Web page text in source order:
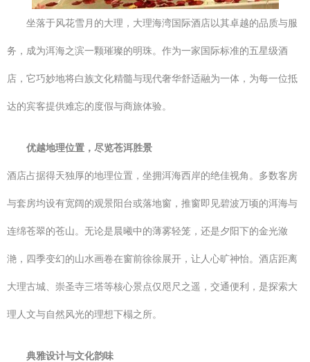
坐落于风花雪月的大理，大理海湾国际酒店以其卓越的品质与服
务，成为洱海之滨一颗璀璨的明珠。作为一家国际标准的五星级酒
店，它巧妙地将白族文化精髓与现代奢华舒适融为一体，为每一位抵
达的宾客提供难忘的度假与商旅体验。
优越地理位置，尽览苍洱胜景
酒店占据得天独厚的地理位置，坐拥洱海西岸的绝佳视角。多数客房
与套房均设有宽阔的观景阳台或落地窗，推窗即见碧波万顷的洱海与
连绵苍翠的苍山。无论是晨曦中的薄雾轻笼，还是夕阳下的金光潋
滟，四季变幻的山水画卷在窗前徐徐展开，让人心旷神怡。酒店距离
大理古城、崇圣寺三塔等核心景点仅咫尺之遥，交通便利，是探索大
理人文与自然风光的理想下榻之所。
典雅设计与文化韵味